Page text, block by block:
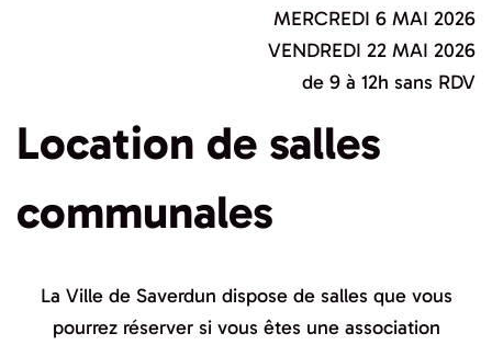
MERCREDI 6 MAI 2026
VENDREDI 22 MAI 2026
de 9 à 12h sans RDV
Location de salles
communales
La Ville de Saverdun dispose de salles que vous
pourrez réserver si vous êtes une association